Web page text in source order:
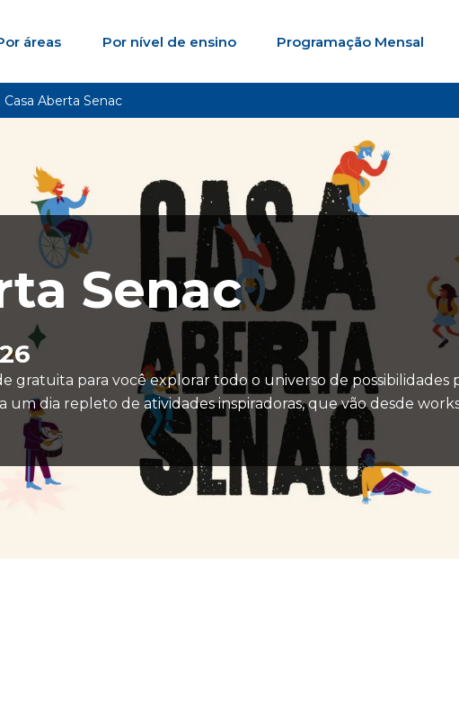
áreas Por nível de ensino Programação Mensal
Casa Aberta Senac
Senac
gratuita para você explorar todo o universo de possibilidades
um dia repleto de atividades inspiradoras, que vão desde